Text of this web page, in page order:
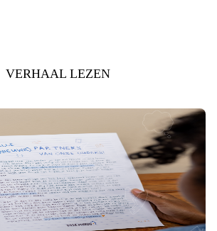
VERHAAL LEZEN